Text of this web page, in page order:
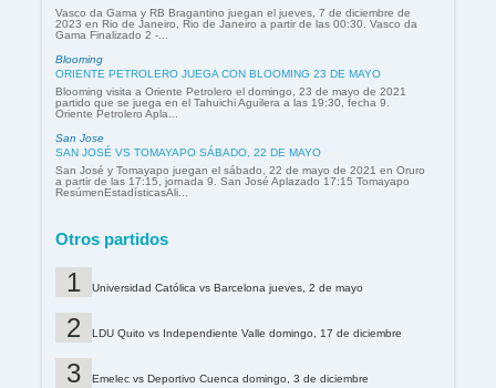
Vasco da Gama y RB Bragantino juegan el jueves, 7 de diciembre de
2023 en Rio de Janeiro, Rio de Janeiro a partir de las 00:30. Vasco da
Gama Finalizado 2 -...
Blooming
ORIENTE PETROLERO JUEGA CON BLOOMING 23 DE MAYO
Blooming visita a Oriente Petrolero el domingo, 23 de mayo de 2021
partido que se juega en el Tahuichi Aguilera a las 19:30, fecha 9.
Oriente Petrolero Apla...
San Jose
SAN JOSÉ VS TOMAYAPO SÁBADO, 22 DE MAYO
San José y Tomayapo juegan el sábado, 22 de mayo de 2021 en Oruro
a partir de las 17:15, jornada 9. San José Aplazado 17:15 Tomayapo
ResúmenEstadísticasAli...
Otros partidos
Universidad Católica vs Barcelona jueves, 2 de mayo
LDU Quito vs Independiente Valle domingo, 17 de diciembre
Emelec vs Deportivo Cuenca domingo, 3 de diciembre